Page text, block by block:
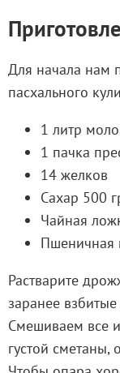
Для начала нам
пасхального
1 литр
1 пачка
14 желков
Сахар 500
Чайная
Пшеничная
Растварите
заранее
Смешиваем все
густой сметаны,